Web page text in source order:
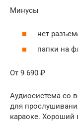
Минусы
нет
папки на
От 9 690 ₽
Аудиосистема со
для
караоке. Хороший